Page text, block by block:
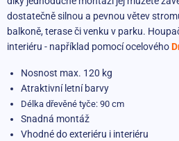
dostatečně silnou a pevnou větev
balkoně, terase či venku v parku.
interiéru - například pomocí ocelového
Nosnost max. 120 kg
Atraktivní letní barvy
Délka dřevěné tyče: 90 cm
Snadná montáž
Vhodné do exteriéru i interiéru